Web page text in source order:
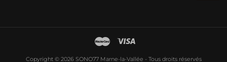
Copyright © 2026 SONO77 Marne-la-Vallée - Tous droits réservés